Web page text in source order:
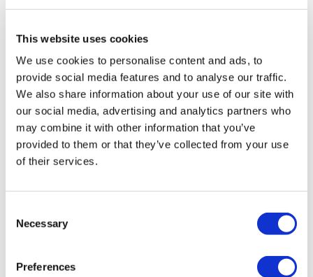
This website uses cookies
We use cookies to personalise content and ads, to
provide social media features and to analyse our traffic.
We also share information about your use of our site with
our social media, advertising and analytics partners who
may combine it with other information that you’ve
provided to them or that they’ve collected from your use
of their services.
Selection
Necessary
Preferences
Flymedi
TÜRSAB – Transaktionen auf flymedi.com werden von
registrierten Reiseagentur der Gruppe A (Zertifikatsnummer:
12276).
Alle Behandlungen werden von einer im
Gesundheitstourismus zertifizierten Gesundheitseinrichtung
durchgeführt.
Über uns
Wie es Funktioniert
Karrieren
Datenschutz-Bestimmungen